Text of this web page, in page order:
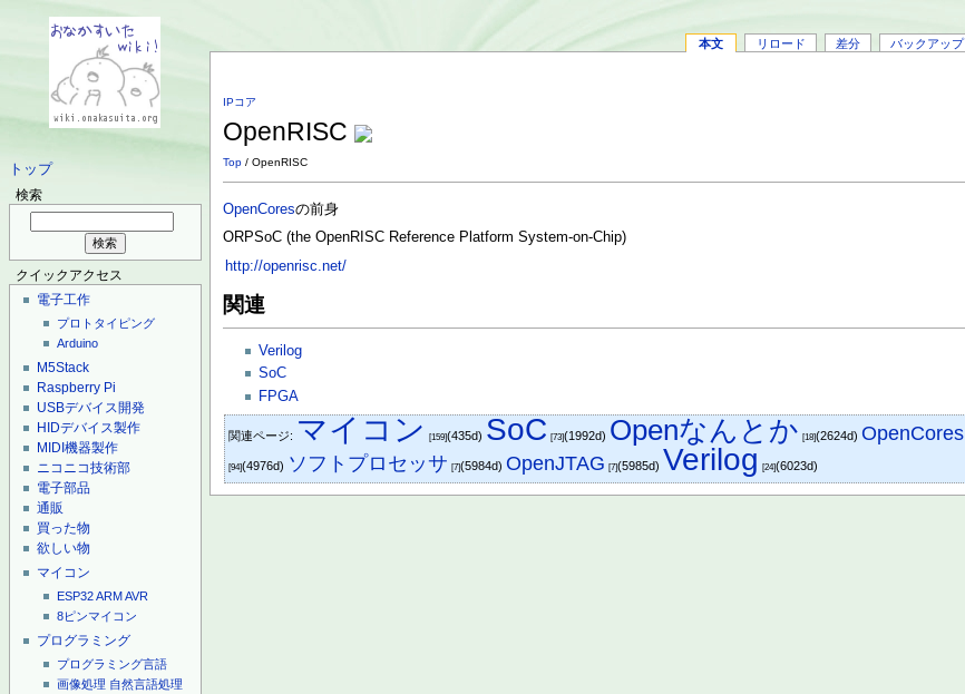
トップ
検索
クイックアクセス
電子工作
プロトタイピング
Arduino
M5Stack
Raspberry Pi
USBデバイス開発
HIDデバイス製作
MIDI機器製作
ニコニコ技術部
電子部品
通販
買った物
欲しい物
マイコン
ESP32ARMAVR
8ピンマイコン
プログラミング
プログラミング言語
画像処理 自然言語処理
本文 リロード 差分 バックアップ
IPコア
OpenRISC
Top / OpenRISC
OpenCoresの前身
ORPSoC (the OpenRISC Reference Platform System-on-Chip)
http://openrisc.net/
関連
Verilog
SoC
FPGA
関連ページ: マイコン [159](435d) SoC [73](1992d) Openなんとか [18](2624d)OpenCores
[94](4976d) ソフトプロセッサ [7](5984d)OpenJTAG [7](5985d) Verilog [24](6023d)